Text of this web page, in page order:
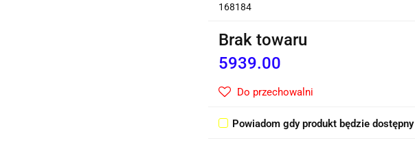
168184
Brak towaru
5939.00
Do przechowalni
Powiadom gdy produkt będzie dostępny